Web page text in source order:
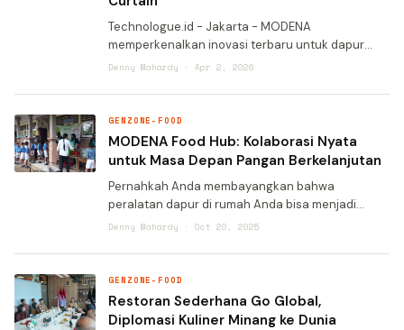
Technologue.id - Jakarta - MODENA
memperkenalkan inovasi terbaru untuk dapur
modern melalui Velvet Series. Lini flagship ini
desain matte dan teknologi penyedot
Denny Mahardy · Apr 2, 2026
GENZONE-FOOD
MODENA Food Hub: Kolaborasi Nyata
untuk Masa Depan Pangan Berkelanjutan
Pernahkah Anda membayangkan bahwa
peralatan dapur di rumah Anda bisa menjadi
bagian dari solusi krisis pangan global? Di tengah
limbah makanan yang mencapai a
Denny Mahardy · Oct 20, 2025
GENZONE-FOOD
Restoran Sederhana Go Global,
Diplomasi Kuliner Minang ke Dunia